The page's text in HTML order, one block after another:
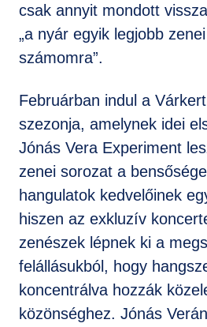
csak annyit mondott
„a nyár egyik legjobb
számomra”.
Februárban indul a
szezonja, amelynek idei
Jónás Vera Experiment
zenei sorozat a
hangulatok kedvelőinek
hiszen az exkluzív
zenészek lépnek ki a
felállásukból, hogy
koncentrálva hozzák
közönséghez. Jónás